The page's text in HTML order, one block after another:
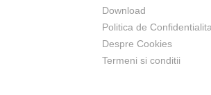
Download
Politica de
Despre Cookies
Termeni si conditii